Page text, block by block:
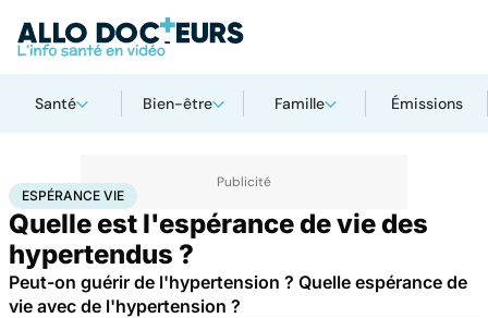
Santé Bien-être Famille Émissions
AccueilSantéEspérance vie
ESPÉRANCE VIE
Quelle est l'espérance de vie des
hypertendus ?
Peut-on guérir de l'hypertension ? Quelle espérance de
vie avec de l'hypertension ?